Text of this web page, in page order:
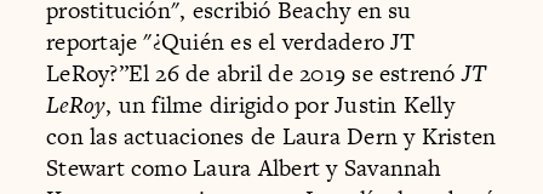
prostitución", escribió Beachy en su
reportaje "¿Quién es el verdadero JT
LeRoy?”El 26 de abril de 2019 se estrenóJT
LeRoy, un filme dirigido por Justin Kelly
con las actuaciones de Laura Dern y Kristen
Stewart como Laura Albert y Savannah